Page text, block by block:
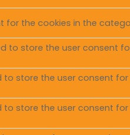
for the cookies in the
to store the user consent
to store the user consent
to store the user consent